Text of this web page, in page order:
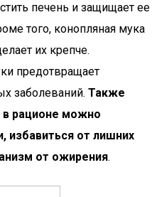
печень и защищает ее
того, конопляная мука
их крепче.
предотвращает
заболеваний. Также
в рационе можно
избавиться от лишних
от ожирения.